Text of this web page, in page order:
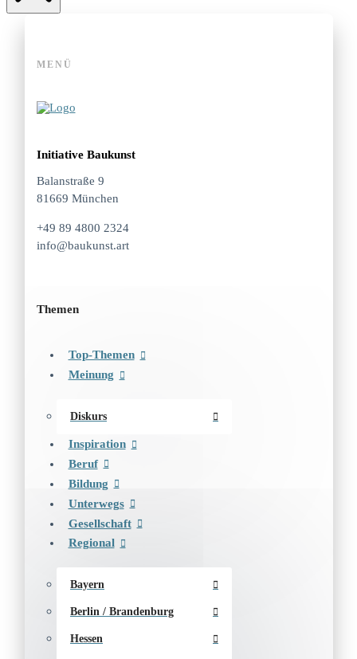
MENÜ
Initiative Baukunst
Balanstraße 9
81669 München
+49 89 4800 2324
info@baukunst.art
Themen
Top-Themen
Meinung
Diskurs
Inspiration
Beruf
Bildung
Unterwegs
Gesellschaft
Regional
Bayern
Berlin / Brandenburg
Hessen